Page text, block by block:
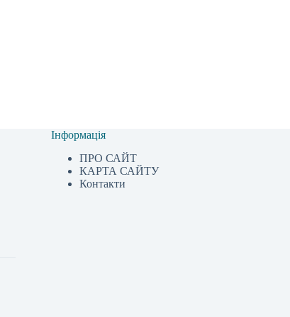
Інформація
ПРО САЙТ
КАРТА САЙТУ
Контакти